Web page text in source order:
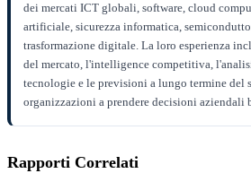
dei mercati ICT globali, software, cloud
artificiale, sicurezza informatica,
trasformazione digitale. La loro esperienza
del mercato, l'intelligence competitiva,
tecnologie e le previsioni a lungo termine del
organizzazioni a prendere decisioni aziendali
Rapporti Correlati